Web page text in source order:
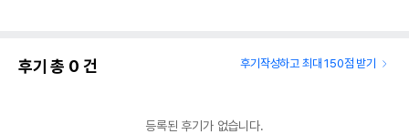
후기 총 0 건 후기작성하고 최대 150점 받기
등록된 후기가 없습니다.